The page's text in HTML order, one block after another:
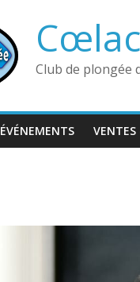
Club de plongée
ÉVÉNEMENTS VENTES